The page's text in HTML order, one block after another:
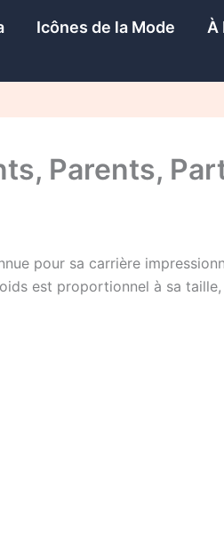
Icônes de la Mode
À
Parents,
pour sa carrière
est proportionnel à sa